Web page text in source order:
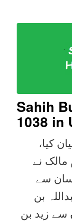
Sahih
1038 in
کیا،
نے
سے
بن
سے زید بن